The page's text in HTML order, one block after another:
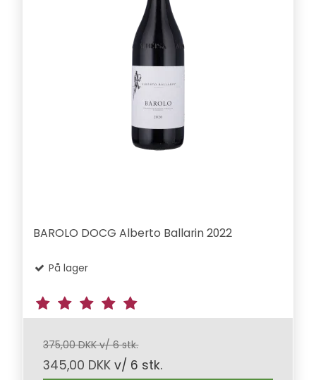
BAROLO DOCG Alberto Ballarin 2022
På lager
375,00 DKK v/ 6 stk.
345,00 DKK v/ 6 stk.